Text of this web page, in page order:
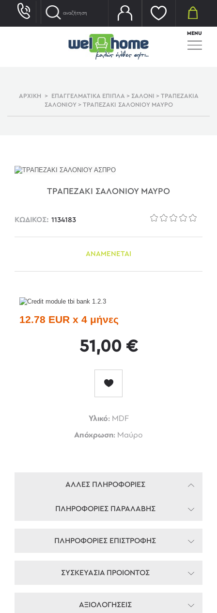
MENU
ΑΡΧΙΚΗ > ΕΠΑΓΓΕΛΜΑΤΙΚΑ ΕΠΙΠΛΑ > ΣΑΛΟΝΙ > ΤΡΑΠΕΖΑΚΙΑ
ΣΑΛΟΝΙΟΥ > ΤΡΑΠΕΖΑΚΙ ΣΑΛΟΝΙΟΥ ΜΑΥΡΟ
ΤΡΑΠΕΖΑΚΙ ΣΑΛΟΝΙΟΥ ΜΑΥΡΟ
ΚΩΔΙΚΟΣ: 1134183
ΑΝΑΜΕΝΕΤΑΙ
12.78 EUR x 4 μήνες
51,00 €
Υλικό: MDF
Απόχρωση: Μαύρο
ΑΛΛΕΣ ΠΛΗΡΟΦΟΡΙΕΣ
ΠΛΗΡΟΦΟΡΙΕΣ ΠΑΡΑΛΑΒΗΣ
ΠΛΗΡΟΦΟΡΙΕΣ ΕΠΙΣΤΡΟΦΗΣ
ΣΥΣΚΕΥΑΣΙΑ ΠΡΟΙΟΝΤΟΣ
ΑΞΙΟΛΟΓΗΣΕΙΣ